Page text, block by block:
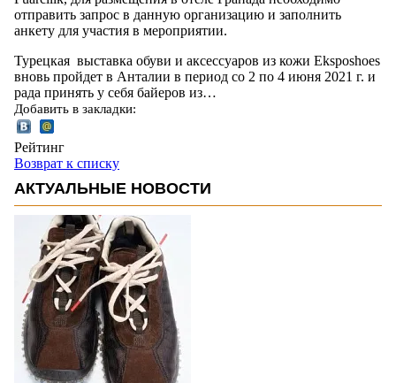
отправить запрос в данную организацию и заполнить
анкету для участия в мероприятии.
Турецкая выставка обуви и аксессуаров из кожи Eksposhoes
вновь пройдет в Анталии в период со 2 по 4 июня 2021 г. и
рада принять у себя байеров из…
Добавить в закладки:
Рейтинг
Возврат к списку
АКТУАЛЬНЫЕ НОВОСТИ